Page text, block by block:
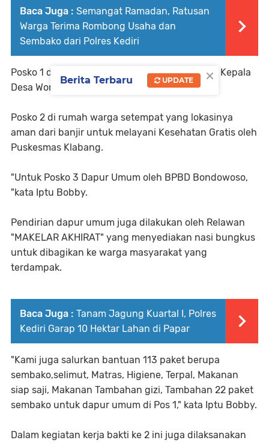
Baca Juga : Semangat Ramadan, Ratusan
Warga Terima Rombong Usaha dan
Sembako dari Polres Kediri
Posko 1 dan pusat informasi terletak di Rumah Kepala
Desa Wonoboyo,Hj. Tubaini.
Posko 2 di rumah warga setempat yang lokasinya
aman dari banjir untuk melayani Kesehatan Gratis oleh
Puskesmas Klabang.
"Untuk Posko 3 Dapur Umum oleh BPBD Bondowoso,
"kata Iptu Bobby.
Pendirian dapur umum juga dilakukan oleh Relawan
"MAKELAR AKHIRAT" yang menyediakan nasi bungkus
untuk dibagikan ke warga masyarakat yang
terdampak.
Baca Juga : Tanam Jagung Kuartal I, Polres
Kediri Garap 10 Hektar Lahan di Papar
"Kami juga salurkan bantuan 113 paket berupa
sembako,selimut, Matras, Higiene, Terpal, Makanan
siap saji, Makanan Tambahan gizi, Tambahan 22 paket
sembako untuk dapur umum di Pos 1," kata Iptu Bobby.
Dalam kegiatan kerja bakti ke 2 ini juga dilaksanakan
×
Berita Terbaru UPDATE